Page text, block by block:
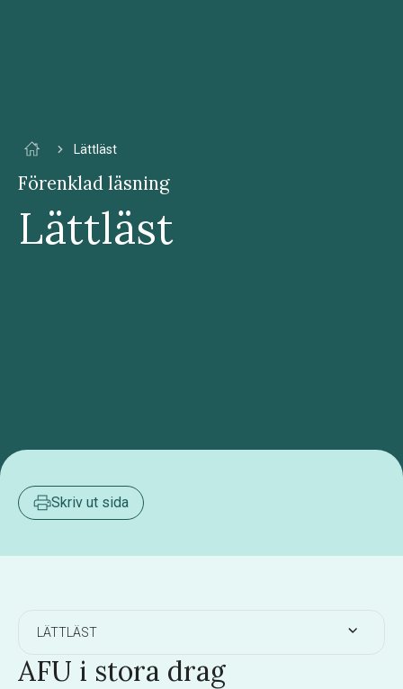
Lättläst
Förenklad läsning
Lättläst
Skriv ut sida
LÄTTLÄST
AFU i stora drag